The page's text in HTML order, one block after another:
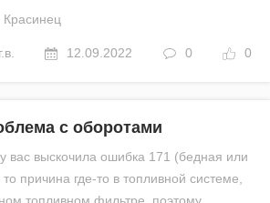
12.09.2022 0 0
с оборотами
вас выскочила ошибка 171 (бедная или
причина где-то в топливной системе,